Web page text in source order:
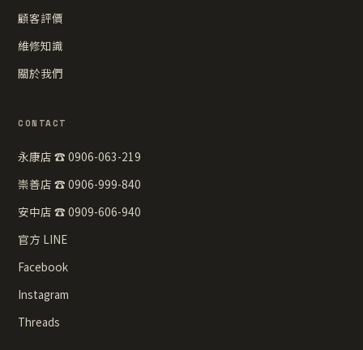
顧客評價
維修知識
關於我們
CONTACT
永康店 ☎ 0906-063-219
崇善店 ☎ 0906-999-840
安中店 ☎ 0909-606-940
官方 LINE
Facebook
Instagram
Threads